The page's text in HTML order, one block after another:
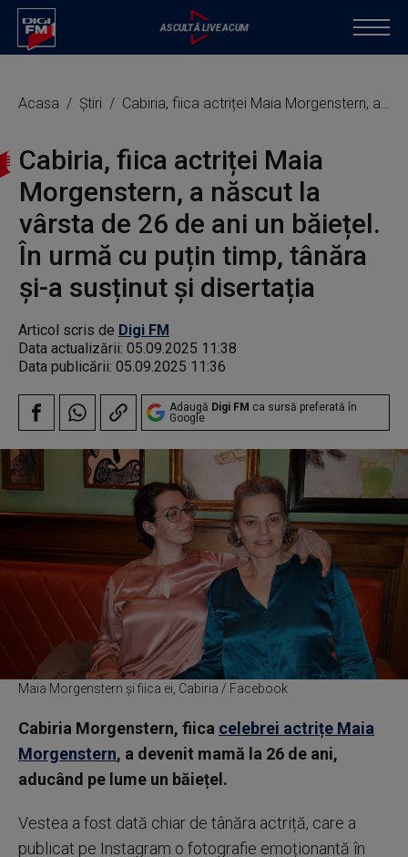
Acasa Știri Cabiria, fiica actriței Maia Morgenstern, a născut la vârsta de 26 de ani un băiețel. În urmă cu puțin timp, tânăra și-a susținut și disertația
Cabiria, fiica actriței Maia
Morgenstern, a născut la
vârsta de 26 de ani un băiețel.
În urmă cu puțin timp, tânăra
și-a susținut și disertația
Articol scris de Digi FM
Data actualizării: 05.09.2025 11:38
Data publicării: 05.09.2025 11:36
Adaugă Digi FM ca sursă preferată în
Google
Maia Morgenstern și fiica ei, Cabiria / Facebook
Cabiria Morgenstern, fiica celebrei actrițe Maia
Morgenstern, a devenit mamă la 26 de ani,
aducând pe lume un băiețel.
Vestea a fost dată chiar de tânăra actriță, care a
publicat pe Instagram o fotografie emoționantă în